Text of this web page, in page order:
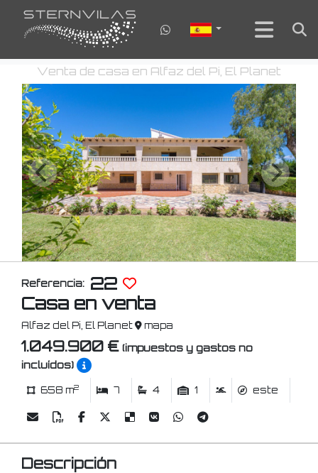
Venta de casa en Alfaz del Pi, El Planet
Referencia: 22
Casa en venta
Alfaz del Pi, El Planet mapa
1.049.900 € (impuestos y gastos no
incluídos)
658 m2 7 4 1 este
Descripción